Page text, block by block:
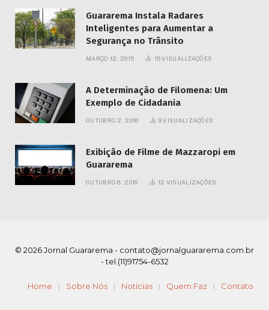
Guararema Instala Radares
Inteligentes para Aumentar a
Segurança no Trânsito
MARÇO 12, 2015 15VISUALIZAÇÕES
A Determinação de Filomena: Um
Exemplo de Cidadania
OUTUBRO 2, 2016 9VISUALIZAÇÕES
Exibição de Filme de Mazzaropi em
Guararema
OUTUBRO 8, 2016 12 VISUALIZAÇÕES
© 2026 Jornal Guararema - contato@jornalguararema.com.br
- tel.(11)91754-6532
Home Sobre Nós Notícias Quem Faz Contato